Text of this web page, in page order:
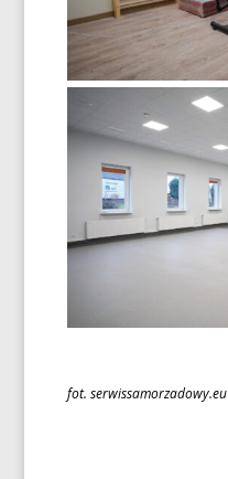
fot. serwissamorzadowy.eu